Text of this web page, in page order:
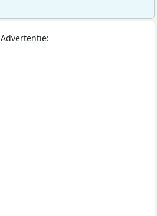
Advertentie: